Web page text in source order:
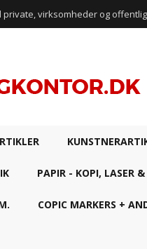
private, virksomheder og
PAPIR - KOPI, LASER &
COPIC MARKERS +